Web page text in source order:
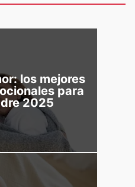
los mejores
para
2025